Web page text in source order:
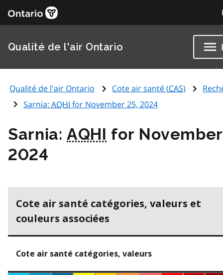
Qualité de l'air Ontario
Qualité de l'air Ontario Cote air santé (CAS)
Sarnia:AQHI for November 25, 2024
Sarnia:AQHI for
2024
Cote air santé catégories, valeurs et
couleurs associées
Cote air santé catégories, valeurs